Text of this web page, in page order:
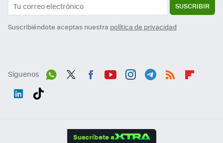
SUSCRIBIR
Suscribiéndote aceptas nuestra política de privacidad
Síguenos
Suscríbete a